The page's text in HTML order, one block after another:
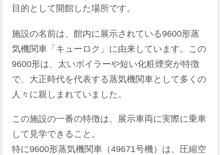
目的として開館した場所です。
施設の名前は、館内に展示されている9600形蒸
気機関車「キューロク」に由来しています。この
9600形は、太いボイラーや短い化粧煙突が特徴
で、大正時代を代表する蒸気機関車として多くの
人々に親しまれていました。
この施設の一番の特徴は、展示車両に実際に乗車
して見学できること。
特に9600形蒸気機関車（49671号機）は、圧縮空